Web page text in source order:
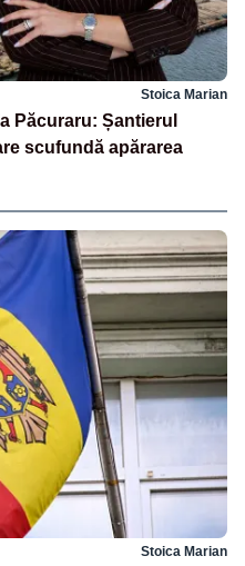
Stoica Marian
Păcuraru: Șantierul
scufundă apărarea
Stoica Marian